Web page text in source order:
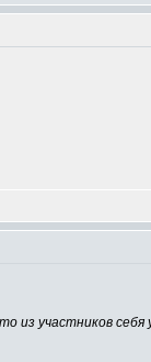
из участников